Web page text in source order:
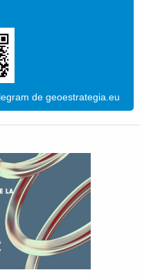
de geoestrategia.eu